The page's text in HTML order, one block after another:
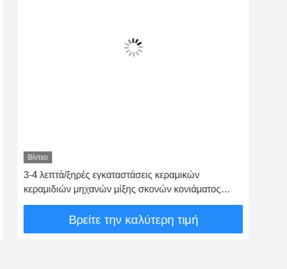
Βίντεο
3-4 λεπτά/ξηρές εγκαταστάσεις κεραμικών
κεραμιδιών μηχανών μίξης σκονών κονιάματος
batch συγκολλητικές
Βρείτε την καλύτερη τιμή